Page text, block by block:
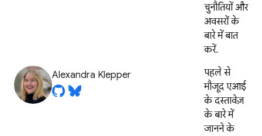
चुनौतियों और
अवसरों के
बारे में बात
करें.
Alexandra Klepper
पहले से
मौजूद एआई
के दस्तावेज़
के बारे में
जानने के